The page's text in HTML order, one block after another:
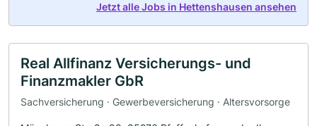
Jetzt alle Jobs in Hettenshausen ansehen
Real Allfinanz Versicherungs- und
Finanzmakler GbR
Sachversicherung · Gewerbeversicherung · Altersvorsorge